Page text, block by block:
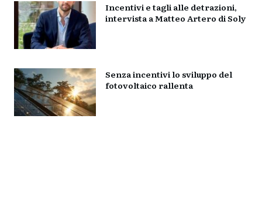
Incentivi e tagli alle detrazioni,
intervista a Matteo Artero di Soly
Senza incentivi lo sviluppo del
fotovoltaico rallenta